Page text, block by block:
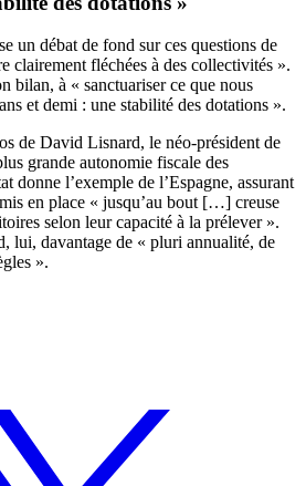
un débat de fond sur ces questions de
clairement fléchées à des collectivités ».
bilan, à « sanctuariser ce que nous
et demi : une stabilité des dotations ».
de David Lisnard, le néo-président de
grande autonomie fiscale des
donne l’exemple de l’Espagne, assurant
en place « jusqu’au bout […] creuse
selon leur capacité à la prélever ».
lui, davantage de « pluri annualité, de
».